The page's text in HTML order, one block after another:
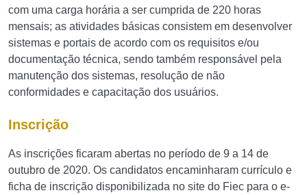
com uma carga horária a ser cumprida de 220 horas
mensais; as atividades básicas consistem em desenvolver
sistemas e portais de acordo com os requisitos e/ou
documentação técnica, sendo também responsável pela
manutenção dos sistemas, resolução de não
conformidades e capacitação dos usuários.
Inscrição
As inscrições ficaram abertas no período de 9 a 14 de
outubro de 2020. Os candidatos encaminharam currículo e
ficha de inscrição disponibilizada no site do Fiec para o e-